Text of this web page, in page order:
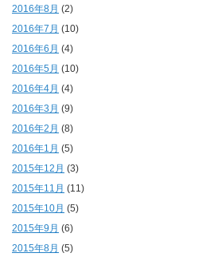
2016年8月 (2)
2016年7月 (10)
2016年6月 (4)
2016年5月 (10)
2016年4月 (4)
2016年3月 (9)
2016年2月 (8)
2016年1月 (5)
2015年12月 (3)
2015年11月 (11)
2015年10月 (5)
2015年9月 (6)
2015年8月 (5)